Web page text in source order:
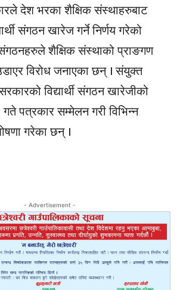
देश भरका शैक्षिक संस्थाहरुबाट
संगठन खारेज गर्ने निर्णय गरेको
संगठनहरुले शैक्षिक संस्थाको प्राङगण
विरोध जनाएका छन् । संयुक्त
विद्यार्थी संगठन खारेजीको
पत्रकार सम्मेलन गरी विभिन्न
गरेका छन् ।
- Advertisement -